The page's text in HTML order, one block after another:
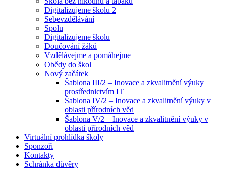
Digitalizujeme školu 2
Sebevzdělávání
Spolu
Digitalizujeme školu
Doučování žáků
Vzdělávejme a pomáhejme
Obědy do škol
Nový začátek
Šablona III/2 – Inovace a zkvalitnění výuky
prostřednictvím IT
Šablona IV/2 – Inovace a zkvalitnění výuky v
oblasti přírodních věd
Šablona V/2 – Inovace a zkvalitnění výuky v
oblasti přírodních věd
Virtuální prohlídka školy
Sponzoři
Kontakty
Schránka důvěry